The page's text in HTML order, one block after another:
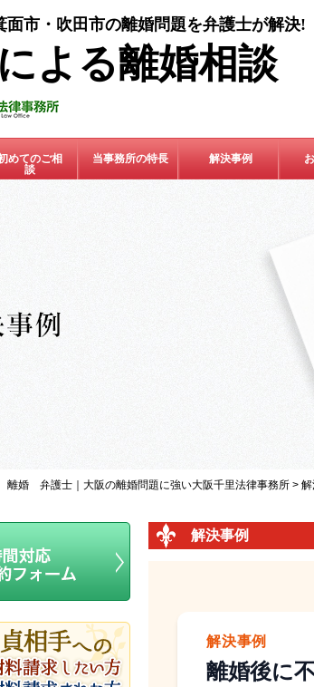
面市・吹田市の離婚問題を弁護士が解決!
よる離婚相談
めてのご相
談
当事務所の特長 解決事例
離婚 弁護士｜大阪の離婚問題に強い大阪千里法律事務所 > 解
解決事例
解決事例
離婚後に